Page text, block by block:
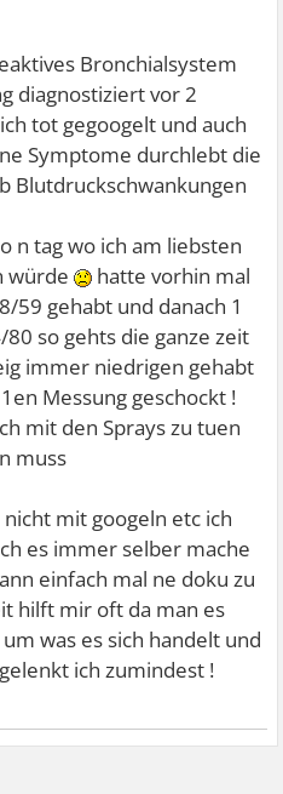
Bronchialsystem
diagnostiziert vor 2
tot gegoogelt und auch
Symptome durchlebt die
Blutdruckschwankungen
n tag wo ich am liebsten
würde
hatte vorhin mal
59 gehabt und danach 1
so gehts die ganze zeit
immer niedrigen gehabt
Messung geschockt !
mit den Sprays zu tuen
muss
mit googeln etc ich
es immer selber mache
einfach mal ne doku zu
hilft mir oft da man es
was es sich handelt und
ich zumindest !